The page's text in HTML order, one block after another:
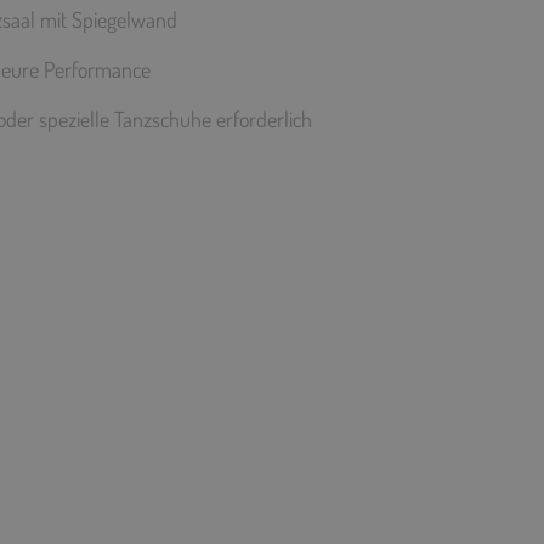
mit Spiegelwand
Performance
spezielle Tanzschuhe erforderlich